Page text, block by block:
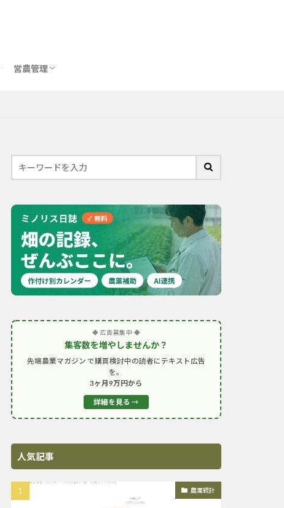
営農管理
圃場管理アプリおすすめ10選
農業用トイレ比較
バイオスティミュラント完全ガイド
◆ 広告募集中 ◆
集客数を増やしませんか？
先端農業マガジン で購買検討中の読者にテキスト広告
を。
3ヶ月9万円から
詳細を見る →
人気記事
農業統計